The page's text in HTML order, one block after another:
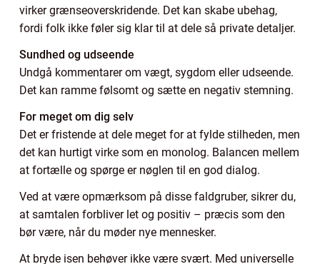
virker grænseoverskridende. Det kan skabe ubehag,
fordi folk ikke føler sig klar til at dele så private detaljer.
Sundhed og udseende
Undgå kommentarer om vægt, sygdom eller udseende.
Det kan ramme følsomt og sætte en negativ stemning.
For meget om dig selv
Det er fristende at dele meget for at fylde stilheden, men
det kan hurtigt virke som en monolog. Balancen mellem
at fortælle og spørge er nøglen til en god dialog.
Ved at være opmærksom på disse faldgruber, sikrer du,
at samtalen forbliver let og positiv – præcis som den
bør være, når du møder nye mennesker.
At bryde isen behøver ikke være svært. Med universelle